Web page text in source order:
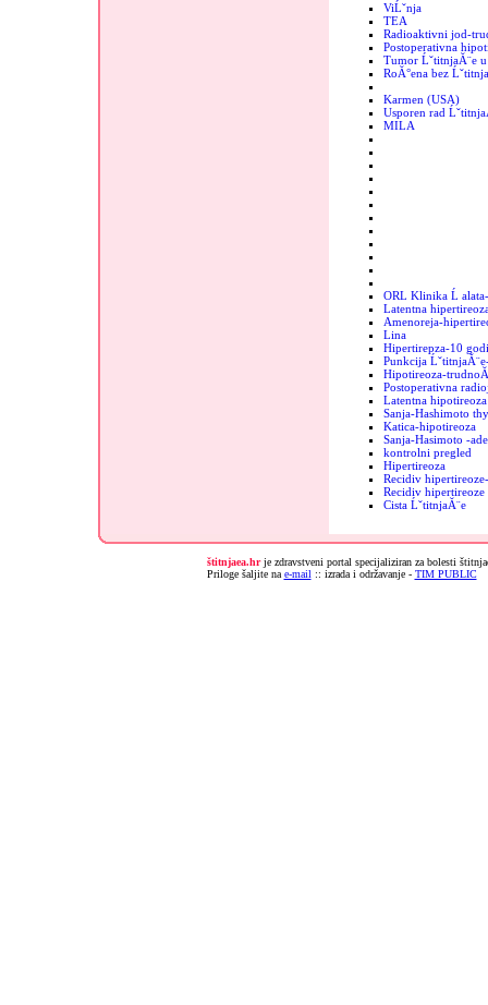
ViĹˇnja
TEA
Radioaktivni jod-
Postoperativna
Tumor ĹˇtitnjaĂ¨e
RoĂ°ena bez
Karmen (USA)
Usporen rad
MILA
ORL Klinika Ĺ
Latentna
Amenoreja-
Lina
Hipertirepza-10
Punkcija
Hipotireoza-
Postoperativna
Latentna hipotireoza
Sanja-Hashimoto
Katica-hipotireoza
Sanja-Hasimoto -
kontrolni pregled
Hipertireoza
Recidiv
Recidiv hipertireoze
Cista ĹˇtitnjaĂ¨e
štitnjaea.hrje zdravstveni portal specijaliziran za bolesti
Priloge šaljite na e-mail :: izrada i održavanje - TIM PUBLIC